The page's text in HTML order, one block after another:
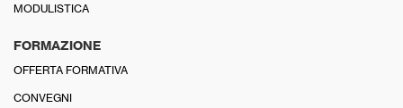
MODULISTICA
FORMAZIONE
OFFERTA FORMATIVA
CONVEGNI